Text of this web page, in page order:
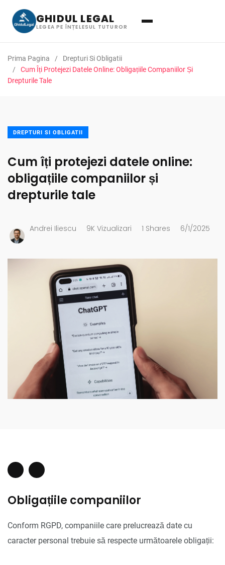
GHIDUL LEGAL
LEGEA PE ÎNȚELESUL TUTUROR
Prima Pagina
Drepturi Si Obligatii
Cum Îți Protejezi Datele Online: Obligațiile Companiilor Și
Drepturile Tale
DREPTURI SI OBLIGATII
Cum îți protejezi datele online:
obligațiile companiilor și
drepturile tale
Andrei Iliescu 9K Vizualizari 1 Shares 6/1/2025
Obligațiile companiilor
Conform RGPD, companiile care prelucrează date cu
caracter personal trebuie să respecte următoarele obligații: